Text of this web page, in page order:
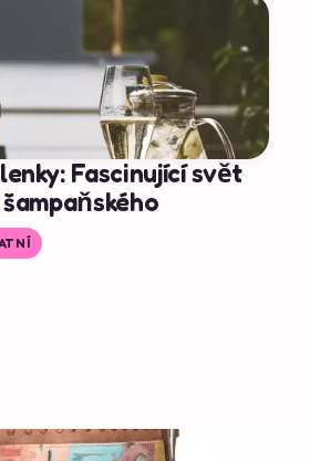
Fascinující svět